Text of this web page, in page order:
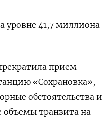
уровне 41,7 миллиона
прием
«Сохрановка»,
обстоятельства и
объемы транзита на